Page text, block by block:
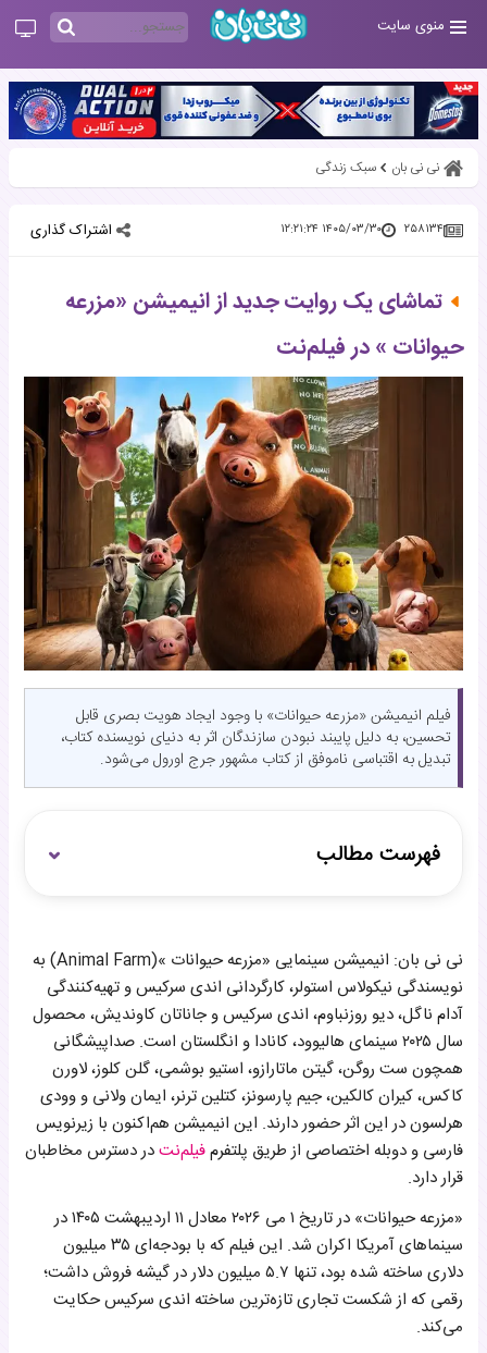
منوی سایت
نی نی بان سبک زندگی
۲۵۸۱۳۴ ۱۴۰۵/۰۳/۳۰ ۱۲:۲۱:۲۴ اشتراک گذاری
تماشای یک روایت جدید از انیمیشن «مزرعه
حیوانات » در فیلم‌نت
فیلم انیمیشن «مزرعه حیوانات» با وجود ایجاد هویت بصری قابل
تحسین، به دلیل پایبند نبودن سازندگان اثر به دنیای نویسنده کتاب،
تبدیل به اقتباسی ناموفق از کتاب مشهور جرج اورول می‌شود.
فهرست مطالب
مهم‌ترین نقطه قوت «مزرعه حیوانات»
آدم بودن چه آسان!
قرار دادن دو دنیای متضاد در کنار هم
جمع‌بندی
نی نی بان: انیمیشن سینمایی «مزرعه حیوانات »(Animal Farm) به
نویسندگی نیکولاس استولر، کارگردانی اندی سرکیس و تهیه‌کنندگی
آدام ناگل، دیو روزنباوم، اندی سرکیس و جاناتان کاوندیش، محصول
سال ۲۰۲۵ سینمای هالیوود، کانادا و انگلستان است. صداپیشگانی
همچون ست روگن، گیتن ماتارازو، استیو بوشمی، گلن کلوز، لاورن
کاکس، کیران کالکین، جیم پارسونز، کتلین ترنر، ایمان ولانی و وودی
هرلسون در این اثر حضور دارند. این انیمیشن هم‌اکنون با زیرنویس
فارسی و دوبله اختصاصی از طریق پلتفرمفیلم‌نتدر دسترس مخاطبان
قرار دارد.
«مزرعه حیوانات» در تاریخ ۱ می ۲۰۲۶ معادل ۱۱ اردیبهشت‌ ۱۴۰۵ در
سینماهای آمریکا اکران شد. این فیلم که با بودجه‌ای ۳۵ میلیون
دلاری ساخته شده بود، تنها ۵.۷ میلیون دلار در گیشه فروش داشت؛
رقمی که از شکست تجاری تازه‌ترین ساخته اندی سرکیس حکایت
می‌کند.